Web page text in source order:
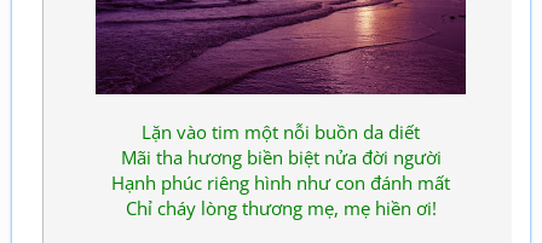
Lặn vào tim một nỗi buồn da diết
Mãi tha hương biền biệt nửa đời người
Hạnh phúc riêng hình như con đánh mất
Chỉ cháy lòng thương mẹ, mẹ hiền ơi!